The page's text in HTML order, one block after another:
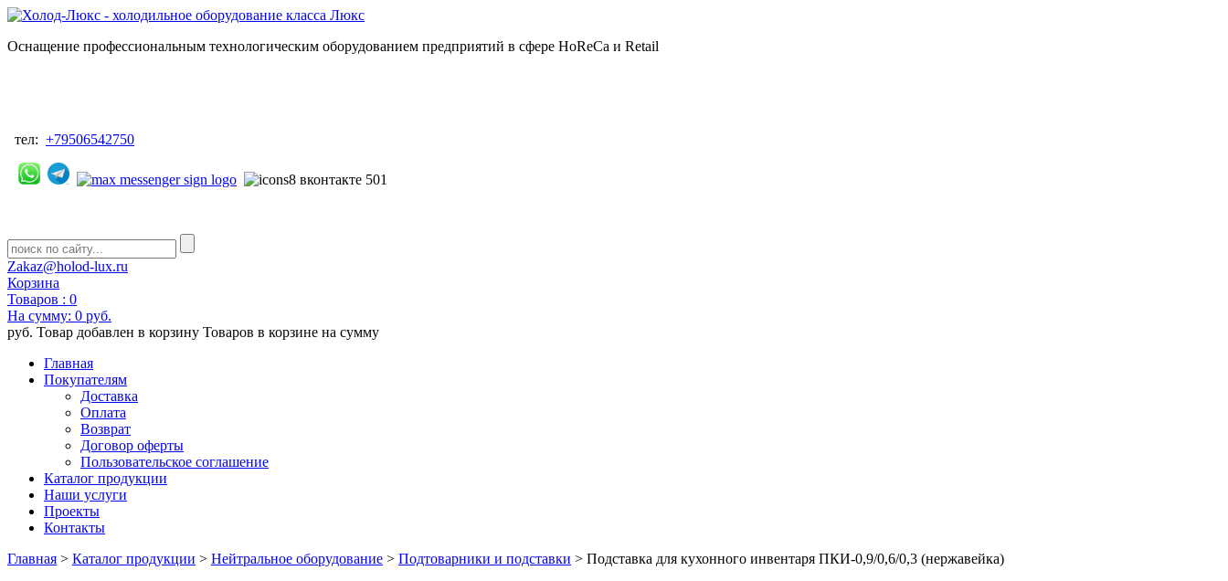
Оснащение профессиональным технологическим оборудованием предприятий в сфере HoReCa и Retail
тел: +79506542750
Zakaz@holod-lux.ru
Корзина
Товаров : 0
На сумму: 0 руб.
руб. Товар добавлен в корзину Товаров в корзине на сумму
Главная
Покупателям
Доставка
Оплата
Возврат
Договор оферты
Пользовательское соглашение
Каталог продукции
Наши услуги
Проекты
Контакты
Главная > Каталог продукции > Нейтральное оборудование > Подтоварники и подставки > Подставка для кухонного инвентаря ПКИ-0,9/0,6/0,3 (нержавейка)